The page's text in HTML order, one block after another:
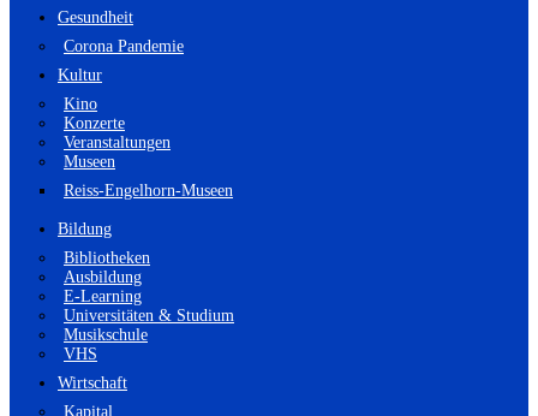
Gesundheit
Corona Pandemie
Kultur
Kino
Konzerte
Veranstaltungen
Museen
Reiss-Engelhorn-Museen
Bildung
Bibliotheken
Ausbildung
E-Learning
Universitäten & Studium
Musikschule
VHS
Wirtschaft
Kapital